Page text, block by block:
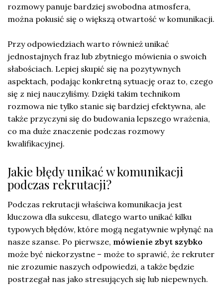
rozmowy panuje bardziej swobodna atmosfera,
można pokusić się o większą otwartość w komunikacji.
Przy odpowiedziach warto również unikać
jednostajnych fraz lub zbytniego mówienia o swoich
słabościach. Lepiej skupić się na pozytywnych
aspektach, podając konkretną sytuację oraz to, czego
się z niej nauczyliśmy. Dzięki takim technikom
rozmowa nie tylko stanie się bardziej efektywna, ale
także przyczyni się do budowania lepszego wrażenia,
co ma duże znaczenie podczas rozmowy
kwalifikacyjnej.
Jakie błędy unikać w komunikacji
podczas rekrutacji?
Podczas rekrutacji właściwa komunikacja jest
kluczowa dla sukcesu, dlatego warto unikać kilku
typowych błędów, które mogą negatywnie wpłynąć na
nasze szanse. Po pierwsze, mówienie zbyt szybko
może być niekorzystne – może to sprawić, że rekruter
nie zrozumie naszych odpowiedzi, a także będzie
postrzegał nas jako stresujących się lub niepewnych.